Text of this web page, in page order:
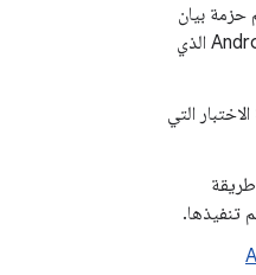
حزمة بيان
تطبيق اختبار Android الذي
التي
تنفيذها.